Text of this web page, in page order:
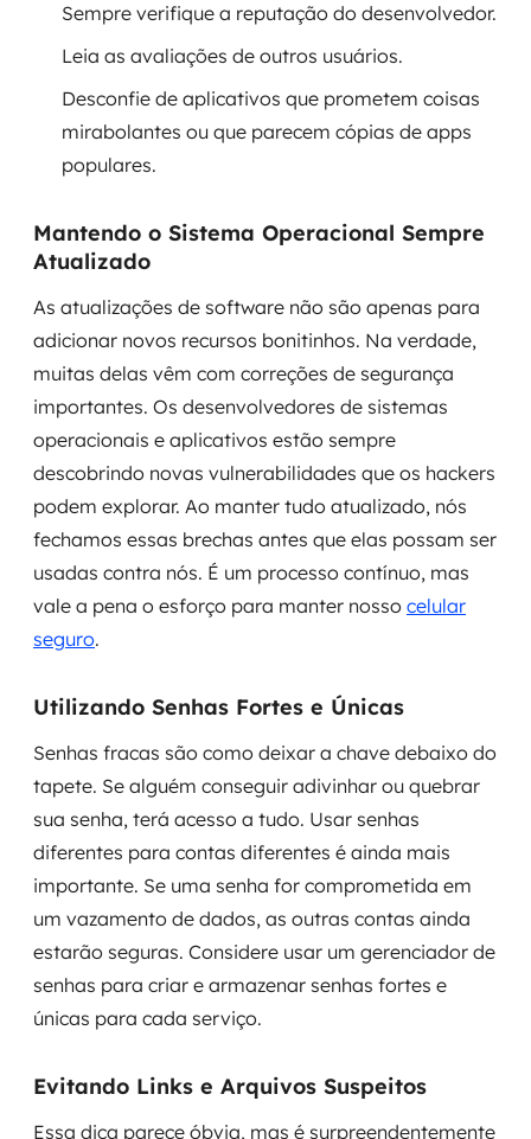
Sempre verifique a reputação do desenvolvedor.
Leia as avaliações de outros usuários.
Desconfie de aplicativos que prometem coisas
mirabolantes ou que parecem cópias de apps
populares.
Mantendo o Sistema Operacional Sempre
Atualizado
As atualizações de software não são apenas para
adicionar novos recursos bonitinhos. Na verdade,
muitas delas vêm com correções de segurança
importantes. Os desenvolvedores de sistemas
operacionais e aplicativos estão sempre
descobrindo novas vulnerabilidades que os hackers
podem explorar. Ao manter tudo atualizado, nós
fechamos essas brechas antes que elas possam ser
usadas contra nós. É um processo contínuo, mas
vale a pena o esforço para manter nosso celular
seguro.
Utilizando Senhas Fortes e Únicas
Senhas fracas são como deixar a chave debaixo do
tapete. Se alguém conseguir adivinhar ou quebrar
sua senha, terá acesso a tudo. Usar senhas
diferentes para contas diferentes é ainda mais
importante. Se uma senha for comprometida em
um vazamento de dados, as outras contas ainda
estarão seguras. Considere usar um gerenciador de
senhas para criar e armazenar senhas fortes e
únicas para cada serviço.
Evitando Links e Arquivos Suspeitos
Essa dica parece óbvia, mas é surpreendentemente